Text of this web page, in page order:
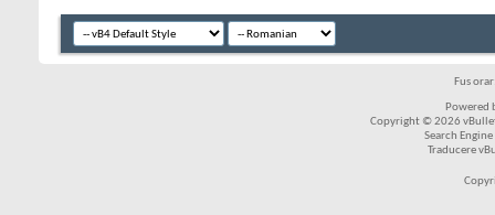
Fus
Powered
Copyright © 2026
Search
Traducere